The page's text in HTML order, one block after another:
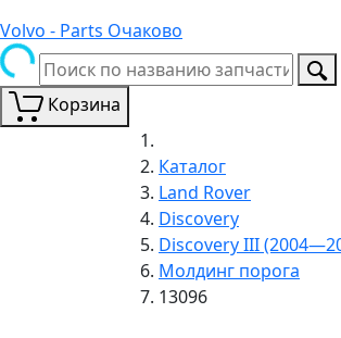
Volvo - Parts Очаково
Корзина
Каталог
Land Rover
Discovery
Discovery III
Молдинг порога
13096